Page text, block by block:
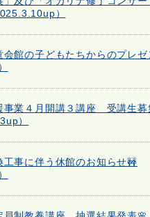
）
会館の子どもたちからのプレゼ
事業４月開講３講座 受講生募
）
工事に伴う休館のお知らせ🚧